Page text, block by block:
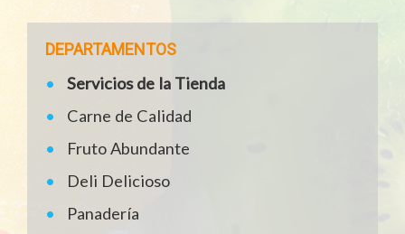
DEPARTAMENTOS
Servicios de la Tienda
Carne de Calidad
Fruto Abundante
Deli Delicioso
Panadería